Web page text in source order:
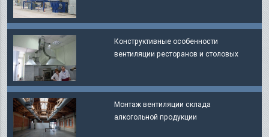
Конструктивные особенности
вентиляции ресторанов и столовых
Монтаж вентиляции склада
алкогольной продукции